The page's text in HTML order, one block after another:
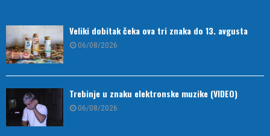
Veliki dobitak čeka ova tri znaka do 13. avgusta
06/08/2026
Trebinje u znaku elektronske muzike (VIDEO)
06/08/2026